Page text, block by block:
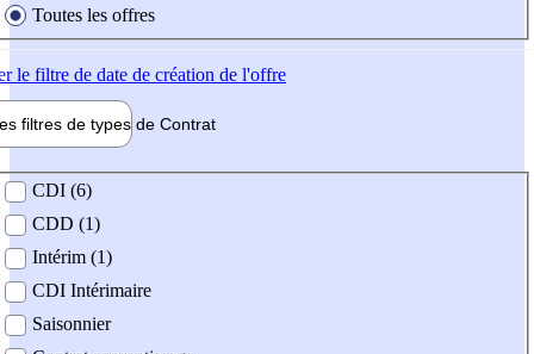
Toutes les offres
le filtre de date de création de l'offre
filtres de types de Contrat
contrat
CDI (6)
CDD (1)
Intérim (1)
CDI Intérimaire
Saisonnier